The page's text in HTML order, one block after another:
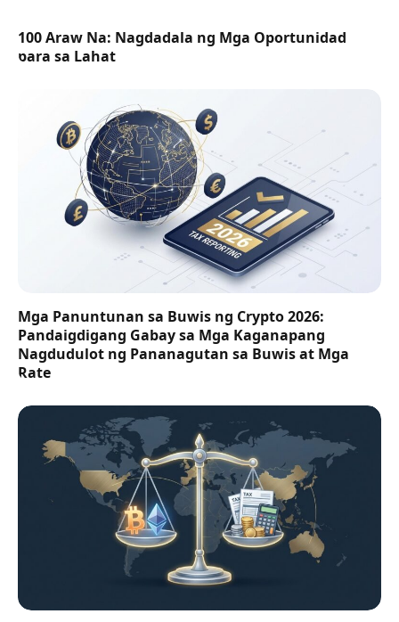
100 Araw Na: Nagdadala ng Mga Oportunidad
para sa Lahat
Mga Panuntunan sa Buwis ng Crypto 2026:
Pandaigdigang Gabay sa Mga Kaganapang
Nagdudulot ng Pananagutan sa Buwis at Mga
Rate